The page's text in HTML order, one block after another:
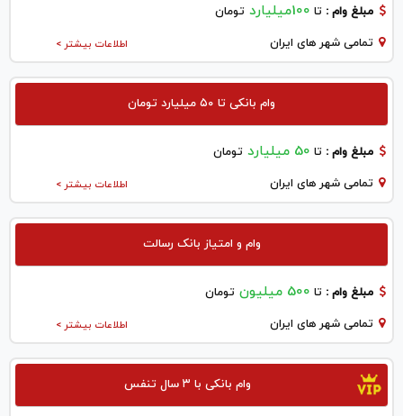
مبلغ وام : تا 100میلیارد تومان
اطلاعات بیشتر > تمامی شهر های ایران
وام بانکی تا ۵۰ میلیارد تومان
مبلغ وام : تا 50 میلیارد تومان
اطلاعات بیشتر > تمامی شهر های ایران
وام و امتیاز بانک رسالت
مبلغ وام : تا 500 میلیون تومان
اطلاعات بیشتر > تمامی شهر های ایران
وام بانکی با ۳ سال تنفس